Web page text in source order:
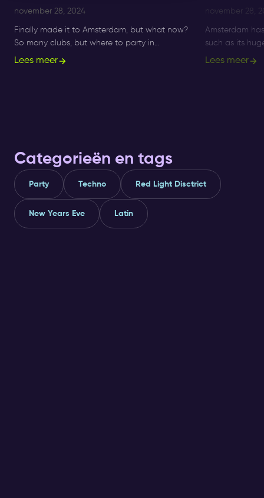
november 28, 2024
Finally made it to Amsterdam, but what now?
So many clubs, but where to party in
Amsterdam!? Get informed about ✅ clubs
Lees meer
november 28,
Amsterdam
such as its
Nightlife
Lees meer
Categorieën en tags
Party Techno Red Light Disctrict
New Years Eve Latin